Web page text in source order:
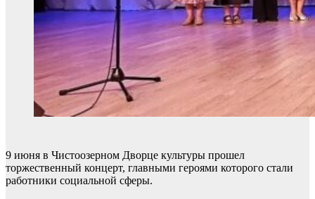
9 июня в Чистоозерном Дворце культуры прошел
торжественный концерт, главными героями которого стали
работники социальной сферы.